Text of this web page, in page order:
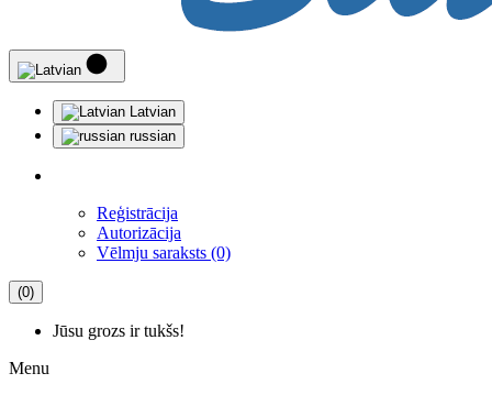
Latvian
russian
Reģistrācija
Autorizācija
Vēlmju saraksts (0)
(0)
Jūsu grozs ir tukšs!
Menu